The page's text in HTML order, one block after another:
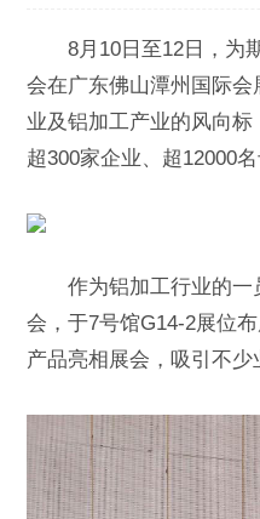
8月10日至12日，为
会在广东佛山潭州国际
业及铝加工产业的风向
超300家企业、超12000名
作为铝加工行业的
会，于7号馆G14-2展位
产品亮相展会，吸引不少